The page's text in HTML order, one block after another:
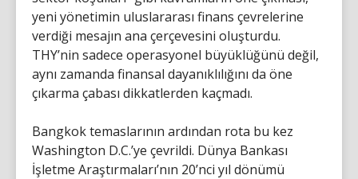
yeni yönetimin uluslararası finans çevrelerine
verdiği mesajın ana çerçevesini oluşturdu.
THY’nin sadece operasyonel büyüklüğünü değil,
aynı zamanda finansal dayanıklılığını da öne
çıkarma çabası dikkatlerden kaçmadı.
Bangkok temaslarının ardından rota bu kez
Washington D.C.’ye çevrildi. Dünya Bankası
İşletme Araştırmaları’nın 20’nci yıl dönümü